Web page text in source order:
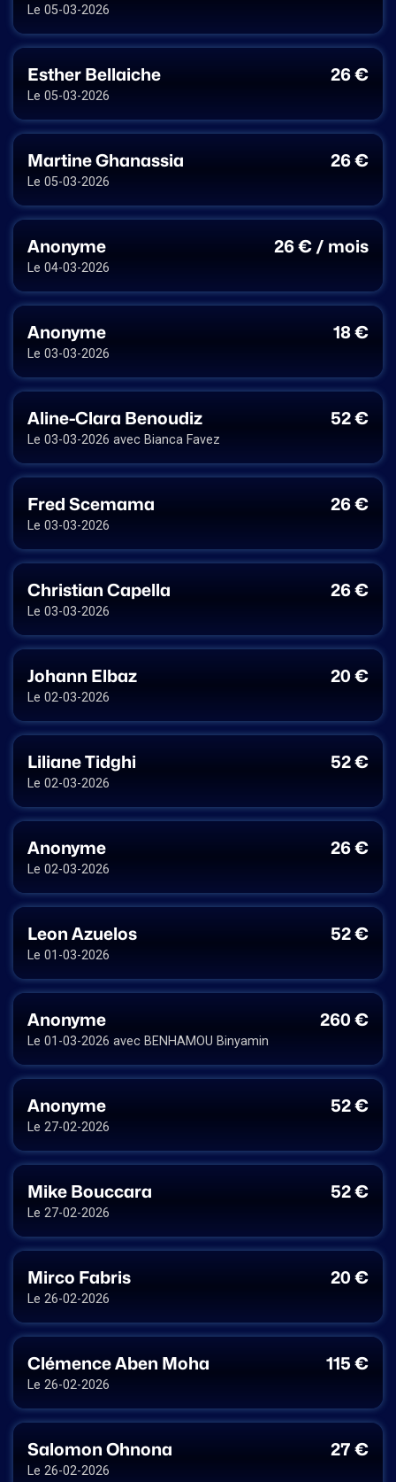
Le 05-03-2026
Esther Bellaiche 26 €
Le 05-03-2026
Martine Ghanassia 26 €
Le 05-03-2026
Anonyme 26 € / mois
Le 04-03-2026
Anonyme 18 €
Le 03-03-2026
Aline-Clara Benoudiz 52 €
Le 03-03-2026 avec Bianca Favez
Fred Scemama 26 €
Le 03-03-2026
Christian Capella 26 €
Le 03-03-2026
Johann Elbaz 20 €
Le 02-03-2026
Liliane Tidghi 52 €
Le 02-03-2026
Anonyme 26 €
Le 02-03-2026
Leon Azuelos 52 €
Le 01-03-2026
Anonyme 260 €
Le 01-03-2026 avec BENHAMOU Binyamin
Anonyme 52 €
Le 27-02-2026
Mike Bouccara 52 €
Le 27-02-2026
Mirco Fabris 20 €
Le 26-02-2026
Clémence Aben Moha 115 €
Le 26-02-2026
Salomon Ohnona 27 €
Le 26-02-2026